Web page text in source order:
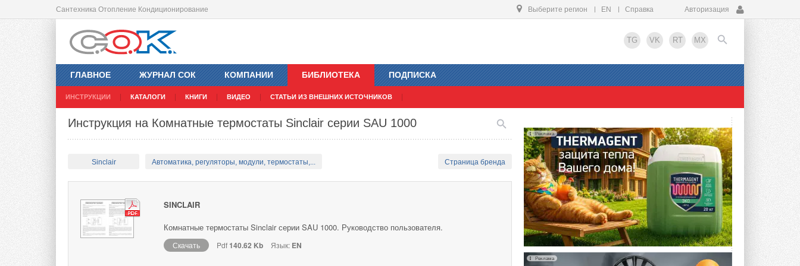
Сантехника Отопление Кондиционирование Выберите регион EN Справка Авторизация
TG VK RT MX
ГЛАВНОЕ ЖУРНАЛ СОК КОМПАНИИ БИБЛИОТЕКА
ИНСТРУКЦИИ КАТАЛОГИ КНИГИ ВИДЕО СТАТЬИ ИЗ ВНЕШНИХ ИСТОЧНИКОВ
ПОДПИСКА
EN
Инструкция на Комнатные термостаты Sinclair серии SAU 1000
Sinclair Автоматика, регуляторы, модули, термостаты,... Страница бренда
SINCLAIR
Комнатные термостаты Sinclair серии SAU 1000. Руководство пользователя.
Скачать Pdf140.62 Kb Язык: EN
Реклама
Реклама